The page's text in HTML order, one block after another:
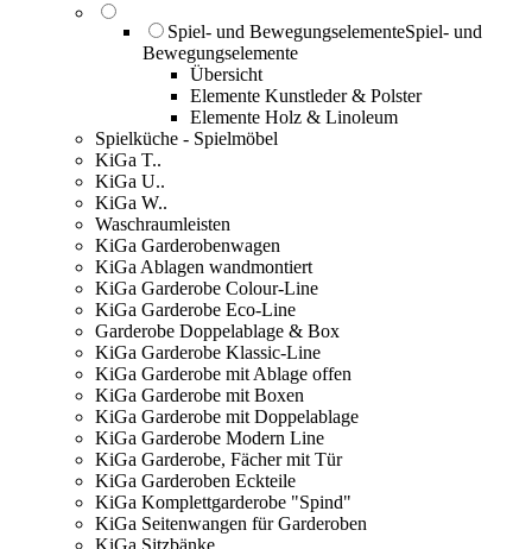
Spiel- und BewegungselementeSpiel- und
Bewegungselemente
Übersicht
Elemente Kunstleder & Polster
Elemente Holz & Linoleum
Spielküche - Spielmöbel
KiGa T..
KiGa U..
KiGa W..
Waschraumleisten
KiGa Garderobenwagen
KiGa Ablagen wandmontiert
KiGa Garderobe Colour-Line
KiGa Garderobe Eco-Line
Garderobe Doppelablage & Box
KiGa Garderobe Klassic-Line
KiGa Garderobe mit Ablage offen
KiGa Garderobe mit Boxen
KiGa Garderobe mit Doppelablage
KiGa Garderobe Modern Line
KiGa Garderobe, Fächer mit Tür
KiGa Garderoben Eckteile
KiGa Komplettgarderobe "Spind"
KiGa Seitenwangen für Garderoben
KiGa Sitzbänke